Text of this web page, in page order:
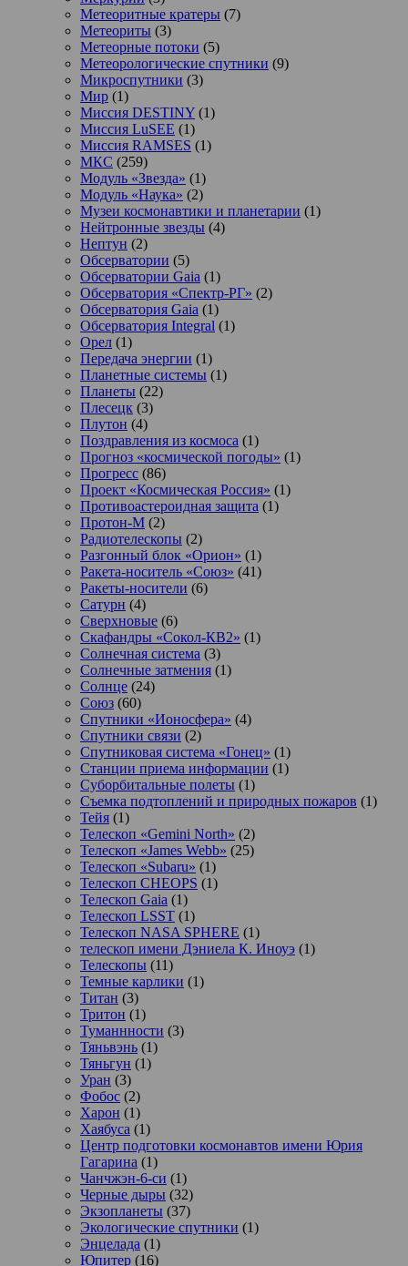
Метеоритные кратеры (7)
Метеориты (3)
Метеорные потоки (5)
Метеорологические спутники (9)
Микроспутники (3)
Мир (1)
Миссия DESTINY (1)
Миссия LuSEE (1)
Миссия RAMSES (1)
МКС (259)
Модуль «Звезда» (1)
Модуль «Наука» (2)
Музеи космонавтики и планетарии (1)
Нейтронные звезды (4)
Нептун (2)
Обсерватории (5)
Обсерватории Gaia (1)
Обсерватория «Спектр-РГ» (2)
Обсерватория Gaia (1)
Обсерватория Integral (1)
Орел (1)
Передача энергии (1)
Планетные системы (1)
Планеты (22)
Плесецк (3)
Плутон (4)
Поздравления из космоса (1)
Прогноз «космической погоды» (1)
Прогресс (86)
Проект «Космическая Россия» (1)
Противоастероидная защита (1)
Протон-М (2)
Радиотелескопы (2)
Разгонный блок «Орион» (1)
Ракета-носитель «Союз» (41)
Ракеты-носители (6)
Сатурн (4)
Сверхновые (6)
Скафандры «Сокол-КВ2» (1)
Солнечная система (3)
Солнечные затмения (1)
Солнце (24)
Союз (60)
Спутники «Ионосфера» (4)
Спутники связи (2)
Спутниковая система «Гонец» (1)
Станции приема информации (1)
Суборбитальные полеты (1)
Съемка подтоплений и природных пожаров (1)
Тейя (1)
Телескоп «Gemini North» (2)
Телескоп «James Webb» (25)
Телескоп «Subaru» (1)
Телескоп CHEOPS (1)
Телескоп Gaia (1)
Телескоп LSST (1)
Телескоп NASA SPHERE (1)
телескоп имени Дэниела К. Иноуэ (1)
Телескопы (11)
Темные карлики (1)
Титан (3)
Тритон (1)
Туманнности (3)
Тяньвэнь (1)
Тяньгун (1)
Уран (3)
Фобос (2)
Харон (1)
Хаябуса (1)
Центр подготовки космонавтов имени Юрия
Гагарина (1)
Чанчжэн-6-си (1)
Черные дыры (32)
Экзопланеты (37)
Экологические спутники (1)
Энцелада (1)
Юпитер (16)